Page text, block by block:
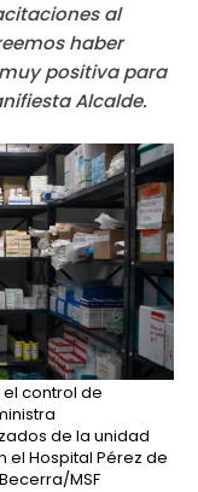
al
haber
positiva para
Alcalde.
control de
de la unidad
el Hospital Pérez de
MSF